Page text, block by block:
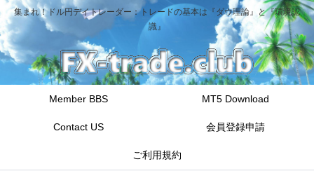
集まれ！ドル円デイトレーダー：トレードの基本は『ダウ理論』と『環境認
識』
Member BBS MT5 Download
Contact US 会員登録申請
ご利用規約